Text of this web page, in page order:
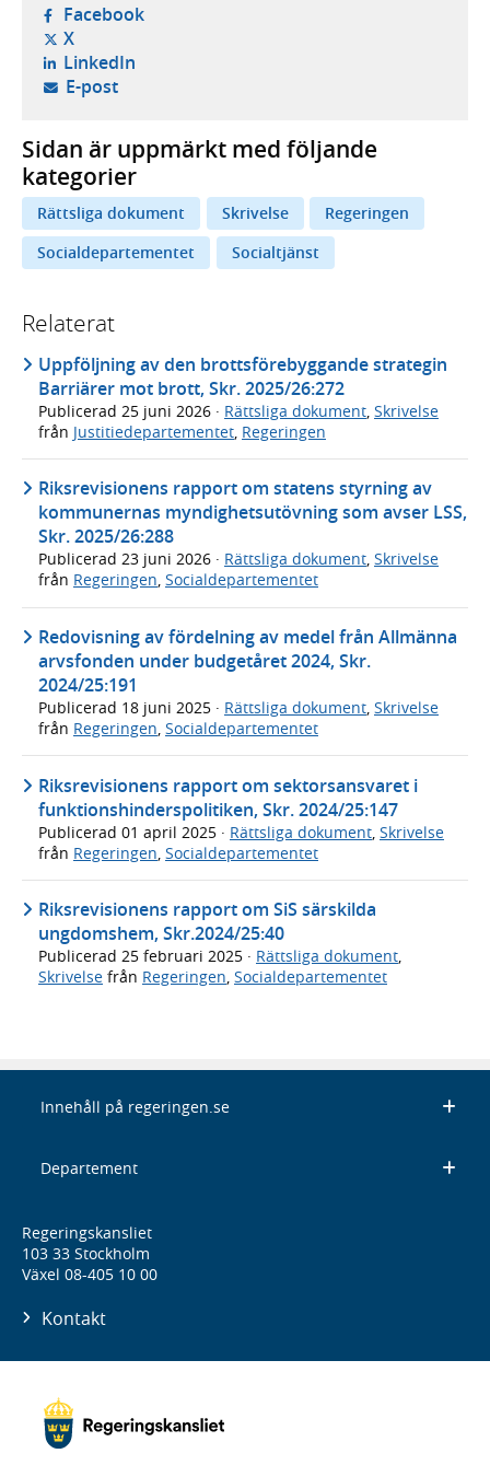
Facebook- öppnas i ny flik, extern webbplats,
X- öppnas i ny flik, extern webbplats,
LinkedIn- öppnas i ny flik, extern webbplats,
E-post- öppnar din e-postklient,
Sidan är uppmärkt med följande
kategorier
Rättsliga dokument Skrivelse
Regeringen
Socialdepartementet
Socialtjänst
Relaterat
Uppföljning av den brottsförebyggande strategin
Barriärer mot brott, Skr. 2025/26:272
Publicerad 25 juni 2026 · Rättsliga dokument Skrivelse
från Justitiedepartementet Regeringen
Riksrevisionens rapport om statens styrning av
kommunernas myndighetsutövning som avser LSS,
Skr. 2025/26:288
Publicerad 23 juni 2026 · Rättsliga dokument, Skrivelse
från Regeringen, Socialdepartementet
Redovisning av fördelning av medel från Allmänna
arvsfonden under budgetåret 2024, Skr.
2024/25:191
Publicerad 18 juni 2025 · Rättsliga dokument, Skrivelse
från Regeringen, Socialdepartementet
Riksrevisionens rapport om sektorsansvaret i
funktionshinderspolitiken, Skr. 2024/25:147
Publicerad 01 april 2025 · Rättsliga dokument Skrivelse
från Regeringen Socialdepartementet
Riksrevisionens rapport om SiS särskilda
ungdomshem, Skr.2024/25:40
Publicerad 25 februari 2025 · Rättsliga dokument,
Skrivelse från Regeringen, Socialdepartementet
Innehåll på regeringen.se
Departement
Regeringskansliet
103 33 Stockholm
Växel 08-405 10 00
Kontakt